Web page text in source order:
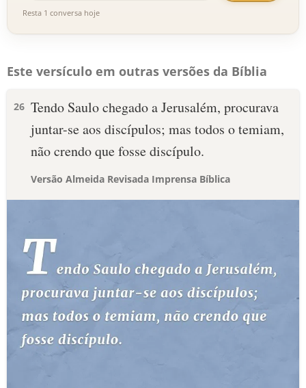
Resta 1 conversa hoje
Este versículo em outras versões da Bíblia
26 Tendo Saulo chegado a Jerusalém, procurava
juntar-se aos discípulos; mas todos o temiam,
não crendo que fosse discípulo.
Versão Almeida Revisada Imprensa Bíblica